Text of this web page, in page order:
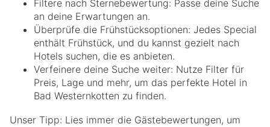
Filtere nach Sternebewertung: Passe deine Suche
an deine Erwartungen an.
Überprüfe die Frühstücksoptionen: Jedes Special
enthält Frühstück, und du kannst gezielt nach
Hotels suchen, die es anbieten.
Verfeinere deine Suche weiter: Nutze Filter für
Preis, Lage und mehr, um das perfekte Hotel in
Bad Westernkotten zu finden.
Unser Tipp: Lies immer die Gästebewertungen, um